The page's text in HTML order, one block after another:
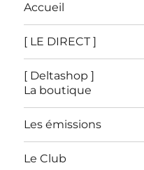
Accueil
[ LE DIRECT ]
[ Deltashop ]
La boutique
Les émissions
Le Club